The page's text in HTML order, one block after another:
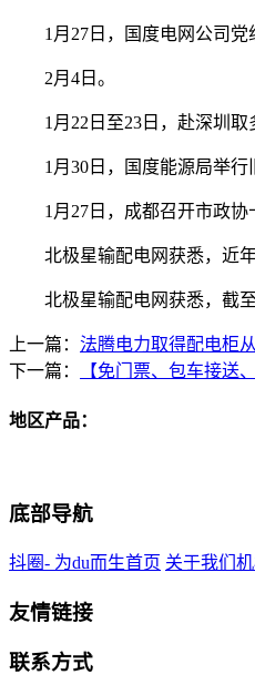
1月27日，国度电网公司党组
2月4日。
1月22日至23日，赴深圳取
1月30日，国度能源局举行旧
1月27日，成都召开市政协十
北极星输配电网获悉，近年
北极星输配电网获悉，截至
上一篇： 法腾电力取得配电柜
下一篇：
【免门票、包车接送
地区产品：
底部导航
抖圈- 为du而生首页 关于我们
友情链接
联系方式